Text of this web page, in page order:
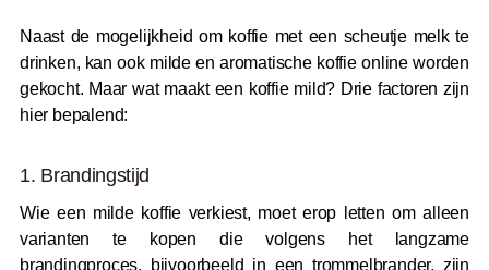
Naast de mogelijkheid om koffie met een scheutje melk te
drinken, kan ook milde en aromatische koffie online worden
gekocht. Maar wat maakt een koffie mild? Drie factoren zijn
hier bepalend:
1. Brandingstijd
Wie een milde koffie verkiest, moet erop letten om alleen
varianten te kopen die volgens het langzame
brandingproces, bijvoorbeeld in een trommelbrander, zijn